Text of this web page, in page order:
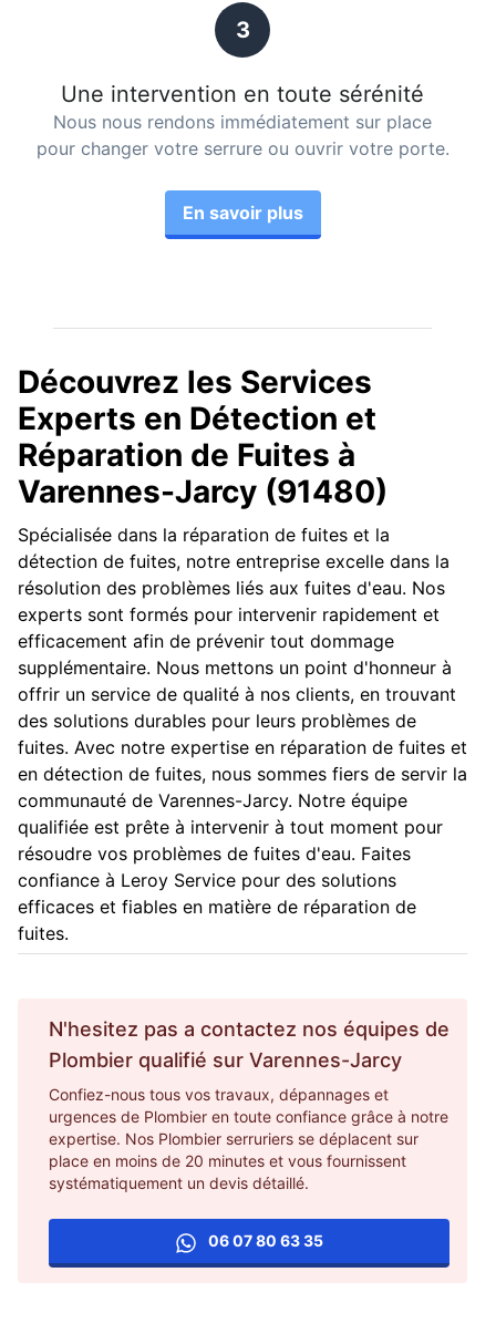
3
Une intervention en toute sérénité
Nous nous rendons immédiatement sur place
pour changer votre serrure ou ouvrir votre porte.
En savoir plus
Découvrez les Services
Experts en Détection et
Réparation de Fuites à
Varennes-Jarcy (91480)
Spécialisée dans la réparation de fuites et la
détection de fuites, notre entreprise excelle dans la
résolution des problèmes liés aux fuites d'eau. Nos
experts sont formés pour intervenir rapidement et
efficacement afin de prévenir tout dommage
supplémentaire. Nous mettons un point d'honneur à
offrir un service de qualité à nos clients, en trouvant
des solutions durables pour leurs problèmes de
fuites. Avec notre expertise en réparation de fuites et
en détection de fuites, nous sommes fiers de servir la
communauté de Varennes-Jarcy. Notre équipe
qualifiée est prête à intervenir à tout moment pour
résoudre vos problèmes de fuites d'eau. Faites
confiance à Leroy Service pour des solutions
efficaces et fiables en matière de réparation de
fuites.
N'hesitez pas a contactez nos équipes de
Plombier qualifié sur Varennes-Jarcy
Confiez-nous tous vos travaux, dépannages et
urgences de Plombier en toute confiance grâce à notre
expertise. Nos Plombier serruriers se déplacent sur
place en moins de 20 minutes et vous fournissent
systématiquement un devis détaillé.
06 07 80 63 35